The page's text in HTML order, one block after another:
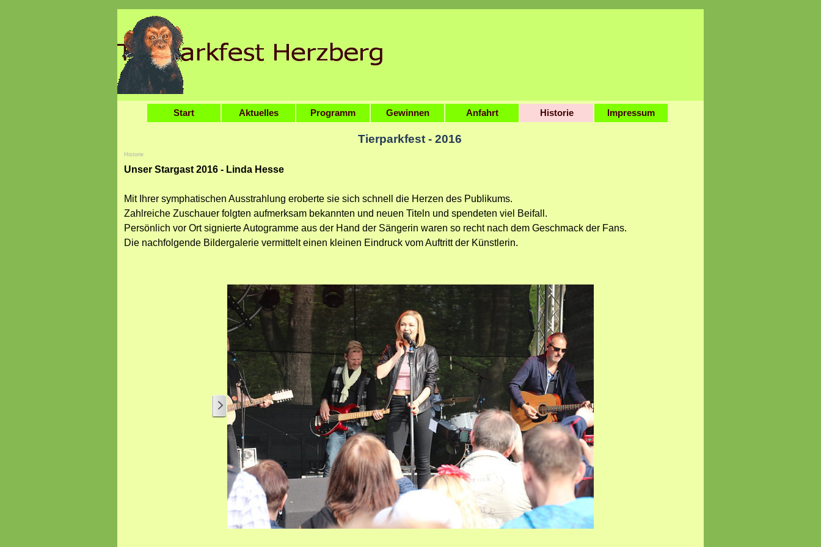
Menü überspringen
Start Aktuelles Programm Gewinnen ▼
Anfahrt Historie ▼
Impressum
Tierparkfest - 2016
Historie
Unser Stargast 2016 - Linda Hesse
Mit Ihrer symphatischen Ausstrahlung eroberte sie sich schnell die Herzen des Publikums.
Zahlreiche Zuschauer folgten aufmerksam bekannten und neuen Titeln und spendeten viel Beifall.
Persönlich vor Ort signierte Autogramme aus der Hand der Sängerin waren so recht nach dem Geschmack der Fans.
Die nachfolgende Bildergalerie vermittelt einen kleinen Eindruck vom Auftritt der Künstlerin.